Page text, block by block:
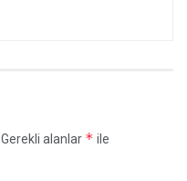
Gerekli alanlar * ile